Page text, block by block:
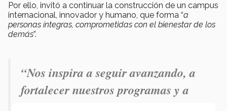
Por ello, invitó a continuar la construcción de un campus
internacional, innovador y humano, que forma “a
personas íntegras, comprometidas con el bienestar de los
demás”.
“Nos inspira a seguir avanzando, a
fortalecer nuestros programas y a